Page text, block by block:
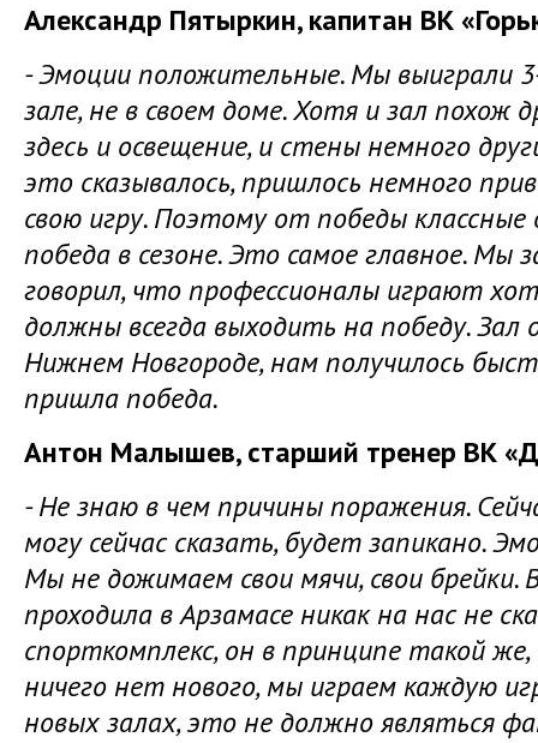
Александр Пятыркин, капитан ВК
- Эмоции положительные. Мы выиграли 3-
зале, не в своем доме. Хотя и зал похож
здесь и освещение, и стены немного
это сказывалось, пришлось немного
свою игру. Поэтому от победы
победа в сезоне. Это самое главное. Мы
говорил, что профессионалы играют
должны всегда выходить на победу. Зал
Нижнем Новгороде, нам получилось
пришла победа.
Антон Малышев, старший тренер ВК
- Не знаю в чем причины поражения.
могу сейчас сказать, будет запикано.
Мы не дожимаем свои мячи, свои брейки.
проходила в Арзамасе никак на нас не
спорткомплекс, он в принципе такой
ничего нет нового, мы играем каждую
новых залах, это не должно являться